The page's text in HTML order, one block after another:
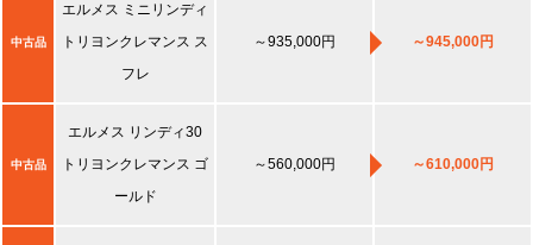
中古品
エルメス ミニリンディ
トリヨンクレマンス ス
フレ
～935,000円 ～945,000円
中古品
エルメス リンディ30
トリヨンクレマンス ゴ
ールド
～560,000円 ～610,000円